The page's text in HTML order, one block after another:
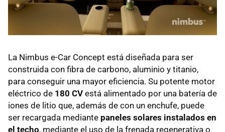
La Nimbus e-Car Concept está diseñada para ser
construida con fibra de carbono, aluminio y titanio,
para conseguir una mayor eficiencia. Su potente motor
eléctrico de 180 CV está alimentado por una batería de
iones de litio que, además de con un enchufe, puede
ser recargada mediante paneles solares instalados en
el techo, mediante el uso de la frenada regenerativa o